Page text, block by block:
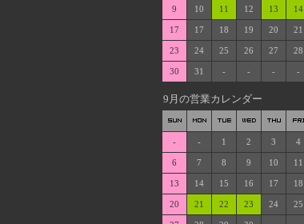
9 10 11 12 13 14
17 17 18 19 20 21
23 24 25 26 27 28
30 31 - - - -
9月の営業カレンダー
- - 1 2 3 4
6 7 8 9 10 11
13 14 15 16 17 18
20 21 22 23 24 25